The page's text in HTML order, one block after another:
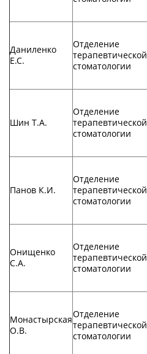
Даниленко
Е.С.
Отделение
терапевтической
стоматологии
Шин Т.А.
Отделение
терапевтической
стоматологии
Панов К.И.
Отделение
терапевтической
стоматологии
Онищенко
С.А.
Отделение
терапевтической
стоматологии
Монастырская
О.В.
Отделение
терапевтической
стоматологии